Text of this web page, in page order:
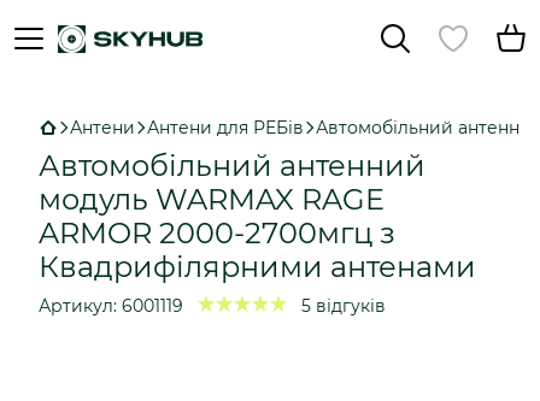
Антени Антени для РЕБів Автомобільний
Автомобільний антенний
модуль WARMAX RAGE
ARMOR 2000-2700мгц з
Квадрифілярними антенами
Артикул: 6001119 5 відгуків